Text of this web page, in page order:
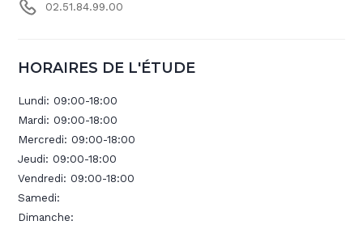
02.51.84.99.00
HORAIRES DE L'ÉTUDE
Lundi:09:00-18:00
Mardi:09:00-18:00
Mercredi:09:00-18:00
Jeudi:09:00-18:00
Vendredi:09:00-18:00
Samedi:
Dimanche: